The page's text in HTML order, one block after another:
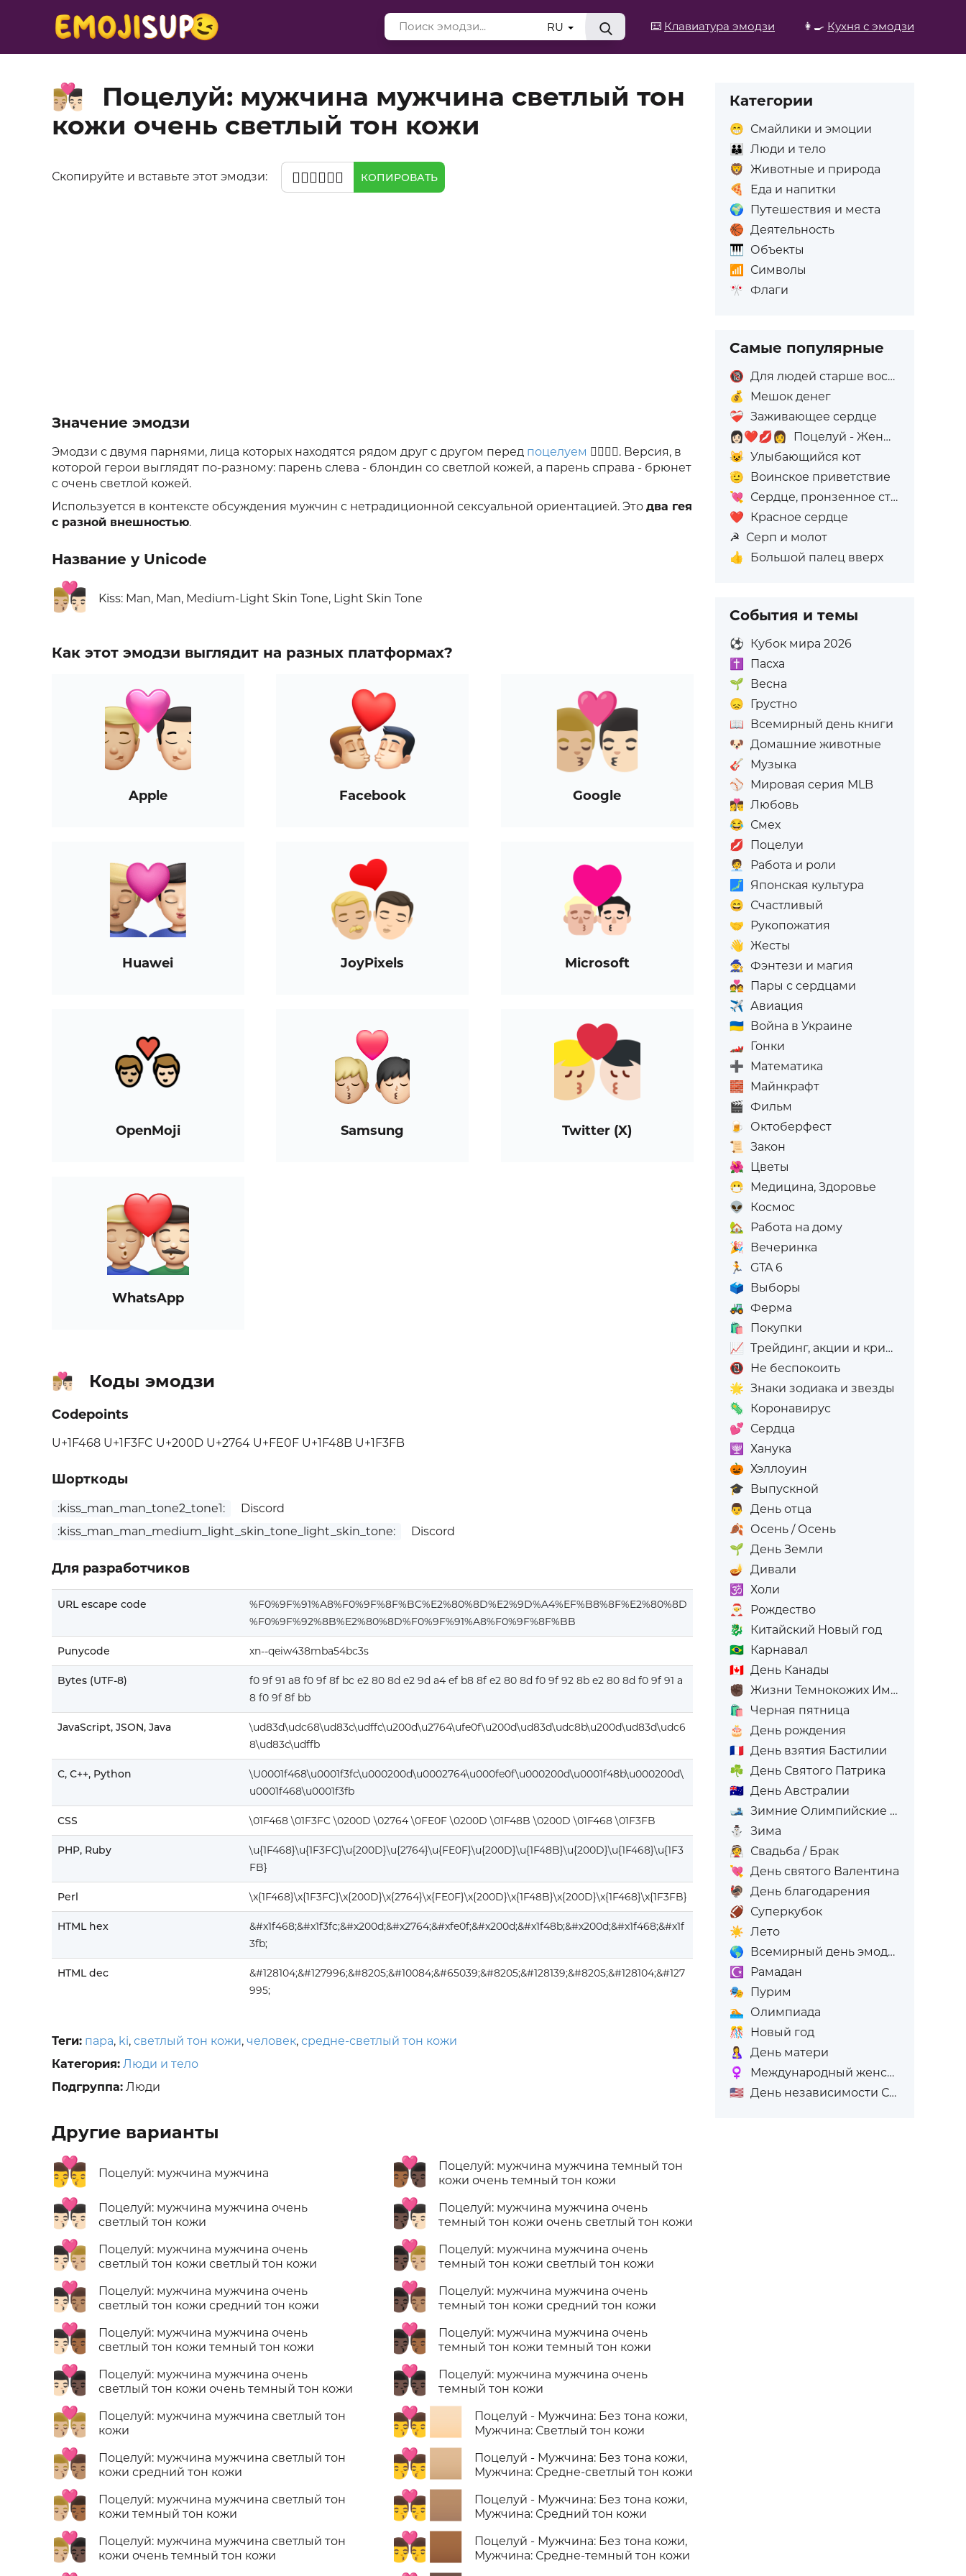
⌨️ Клавиатура эмодзи 👩‍🍳 Кухня с эмодзи
RU
👨🏼‍❤️‍💋‍👨🏻
Поцелуй: мужчина мужчина светлый тон
кожи очень светлый тон кожи
Скопируйте и вставьте этот эмодзи: 👨🏼‍❤️‍💋‍👨🏻 КОПИРОВАТЬ
Значение эмодзи
Эмодзи с двумя парнями, лица которых находятся рядом друг с другом перед поцелуем 👨‍❤️‍💋‍👨. Версия, в
которой герои выглядят по-разному: парень слева - блондин со светлой кожей, а парень справа - брюнет
с очень светлой кожей.
Используется в контексте обсуждения мужчин с нетрадиционной сексуальной ориентацией. Это два гея
с разной внешностью.
Название у Unicode
👨🏼‍❤️‍💋‍👨🏻 Kiss: Man, Man, Medium-Light Skin Tone, Light Skin Tone
Как этот эмодзи выглядит на разных платформах?
Apple Facebook Google
Huawei JoyPixels Microsoft
OpenMoji Samsung Twitter (X)
WhatsApp
👨🏼‍❤️‍💋‍👨🏻 Коды эмодзи
Codepoints
U+1F468 U+1F3FC U+200D U+2764 U+FE0F U+1F48B U+1F3FB
Шорткоды
:kiss_man_man_tone2_tone1:
Discord
:kiss_man_man_medium_light_skin_tone_light_skin_tone:
Discord
Для разработчиков
URL escape code
%F0%9F%91%A8%F0%9F%8F%BC%E2%80%8D%E2%9D%A4%EF%B8%8F%E2%80%8D
%F0%9F%92%8B%E2%80%8D%F0%9F%91%A8%F0%9F%8F%BB
Punycode xn--qeiw438mba54bc3s
Bytes (UTF-8)
f0 9f 91 a8 f0 9f 8f bc e2 80 8d e2 9d a4 ef b8 8f e2 80 8d f0 9f 92 8b e2 80 8d f0 9f 91 a
8 f0 9f 8f bb
JavaScript, JSON, Java
\ud83d\udc68\ud83c\udffc\u200d\u2764\ufe0f\u200d\ud83d\udc8b\u200d\ud83d\udc6
8\ud83c\udffb
C, C++, Python
\U0001f468\u0001f3fc\u000200d\u0002764\u000fe0f\u000200d\u0001f48b\u000200d\
u0001f468\u0001f3fb
CSS \01F468 \01F3FC \0200D \02764 \0FE0F \0200D \01F48B \0200D \01F468 \01F3FB
PHP, Ruby
\u{1F468}\u{1F3FC}\u{200D}\u{2764}\u{FE0F}\u{200D}\u{1F48B}\u{200D}\u{1F468}\u{1F3
FB}
Perl \x{1F468}\x{1F3FC}\x{200D}\x{2764}\x{FE0F}\x{200D}\x{1F48B}\x{200D}\x{1F468}\x{1F3FB}
HTML hex
&#x1f468;&#x1f3fc;&#x200d;&#x2764;&#xfe0f;&#x200d;&#x1f48b;&#x200d;&#x1f468;&#x1f
3fb;
HTML dec
&#128104;&#127996;&#8205;&#10084;&#65039;&#8205;&#128139;&#8205;&#128104;&#127
995;
Теги: пара, ki, светлый тон кожи, человек, средне-светлый тон кожи
Категория: Люди и тело
Подгруппа: Люди
Другие варианты
👨‍❤️‍💋‍👨 Поцелуй: мужчина мужчина
👨🏻‍❤️‍💋‍👨🏻
Поцелуй: мужчина мужчина очень
светлый тон кожи
👨🏻‍❤️‍💋‍👨🏼
Поцелуй: мужчина мужчина очень
светлый тон кожи светлый тон кожи
👨🏻‍❤️‍💋‍👨🏽
Поцелуй: мужчина мужчина очень
светлый тон кожи средний тон кожи
👨🏻‍❤️‍💋‍👨🏾
Поцелуй: мужчина мужчина очень
светлый тон кожи темный тон кожи
👨🏻‍❤️‍💋‍👨🏿
Поцелуй: мужчина мужчина очень
светлый тон кожи очень темный тон кожи
👨🏼‍❤️‍💋‍👨🏼
Поцелуй: мужчина мужчина светлый тон
кожи
👨🏼‍❤️‍💋‍👨🏽
Поцелуй: мужчина мужчина светлый тон
кожи средний тон кожи
👨🏼‍❤️‍💋‍👨🏾
Поцелуй: мужчина мужчина светлый тон
кожи темный тон кожи
👨🏼‍❤️‍💋‍👨🏿
Поцелуй: мужчина мужчина светлый тон
кожи очень темный тон кожи
👨🏾‍❤️‍💋‍👨🏿
Поцелуй: мужчина мужчина темный тон
кожи очень темный тон кожи
👨🏿‍❤️‍💋‍👨🏻
Поцелуй: мужчина мужчина очень
темный тон кожи очень светлый тон кожи
👨🏿‍❤️‍💋‍👨🏼
Поцелуй: мужчина мужчина очень
темный тон кожи светлый тон кожи
👨🏿‍❤️‍💋‍👨🏽
Поцелуй: мужчина мужчина очень
темный тон кожи средний тон кожи
👨🏿‍❤️‍💋‍👨🏾
Поцелуй: мужчина мужчина очень
темный тон кожи темный тон кожи
👨🏿‍❤️‍💋‍👨🏿
Поцелуй: мужчина мужчина очень
темный тон кожи
👨‍❤️‍💋‍👨🏻
Поцелуй - Мужчина: Без тона кожи,
Мужчина: Светлый тон кожи
👨‍❤️‍💋‍👨🏼
Поцелуй - Мужчина: Без тона кожи,
Мужчина: Средне-светлый тон кожи
👨‍❤️‍💋‍👨🏽
Поцелуй - Мужчина: Без тона кожи,
Мужчина: Средний тон кожи
👨‍❤️‍💋‍👨🏾
Поцелуй - Мужчина: Без тона кожи,
Мужчина: Средне-темный тон кожи
Категории
😁 Смайлики и эмоции
👪
Люди и тело
🦁 Животные и природа
🍕
Еда и напитки
🌍 Путешествия и места
🏀 Деятельность
🎹 Объекты
📶
Символы
🎌 Флаги
Самые популярные
🔞 Для людей старше восемнадцати лет
💰
Мешок денег
❤️‍🩹 Заживающее сердце
👩🏻‍❤️‍💋‍👩
Поцелуй - Женщина: Светлый тон кожи, Женщина: Без тона кожи
😺 Улыбающийся кот
🫡 Воинское приветствие
💘 Сердце, пронзенное стрелой
❤️ Красное сердце
☭ Серп и молот
👍
Большой палец вверх
События и темы
⚽ Кубок мира 2026
✝️
Пасха
🌱 Весна
😞 Грустно
📖 Всемирный день книги
🐶 Домашние животные
🎸 Музыка
⚾ Мировая серия MLB
👩‍❤️‍💋‍👨 Любовь
😂 Смех
💋 Поцелуи
🧑‍💼
Работа и роли
🗾
Японская культура
😄 Счастливый
🤝 Рукопожатия
👋 Жесты
🧙 Фэнтези и магия
💑 Пары с сердцами
✈️ Авиация
🇺🇦 Война в Украине
🏎️ Гонки
➕ Математика
🧱 Майнкрафт
🎬 Фильм
🍺
Октоберфест
📜 Закон
🌺 Цветы
😷 Медицина, Здоровье
👽
Космос
🏡
Работа на дому
🎉 Вечеринка
🏃
GTA 6
🗳️ Выборы
🚜 Ферма
🛍️
Покупки
📈 Трейдинг, акции и криптовалюта
📵 Не беспокоить
🌟 Знаки зодиака и звезды
🦠 Коронавирус
💕 Сердца
🕎
Ханука
🎃 Хэллоуин
🎓 Выпускной
👨 День отца
🍂 Осень / Осень
🌱 День Земли
🪔 Дивали
🕉️
Холи
🎅
Рождество
🐉
Китайский Новый год
🇧🇷 Карнавал
🇨🇦 День Канады
✊🏿 Жизни Темнокожих Имеют Значение
🛍️
Черная пятница
🎂
День рождения
🇫🇷 День взятия Бастилии
☘️ День Святого Патрика
🇦🇺 День Австралии
🎿 Зимние Олимпийские игры
⛄
Зима
👰 Свадьба / Брак
💘 День святого Валентина
🦃 День благодарения
🏈 Суперкубок
☀️ Лето
🌎 Всемирный день эмодзи
☪️
Рамадан
🎭 Пурим
🏊 Олимпиада
🎊
Новый год
🤱
День матери
♀️
Международный женский день (8-е марта)
🇺🇸 День независимости США